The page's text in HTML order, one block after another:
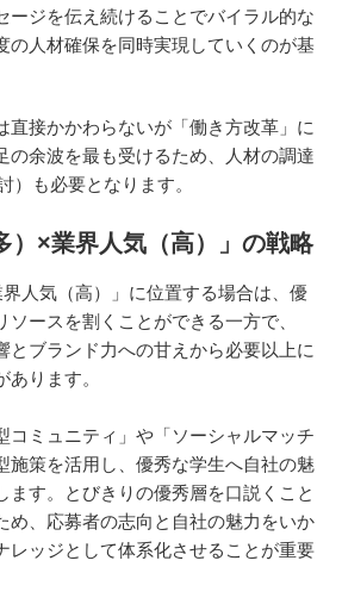
ージを伝え続けることでバイラル的な
の人材確保を同時実現していくのが基
直接かかわらないが「働き方改革」に
の余波を最も受けるため、人材の調達
）も必要となります。
）×業界人気（高）」の戦略
界人気（高）」に位置する場合は、優
ースを割くことができる一方で、
とブランド力への甘えから必要以上に
ります。
コミュニティ」や「ソーシャルマッチ
施策を活用し、優秀な学生へ自社の魅
ます。とびきりの優秀層を口説くこと
め、応募者の志向と自社の魅力をいか
レッジとして体系化させることが重要